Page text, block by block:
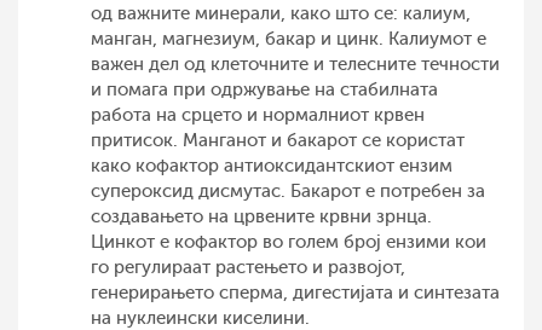
од важните минерали, како што се: калиум,
манган, магнезиум, бакар и цинк. Калиумот е
важен дел од клеточните и телесните течности
и помага при одржување на стабилната
работа на срцето и нормалниот крвен
притисок. Манганот и бакарот се користат
како кофактор антиоксидантскиот ензим
супероксид дисмутас. Бакарот е потребен за
создавањето на црвените крвни зрнца.
Цинкот е кофактор во голем број ензими кои
го регулираат растењето и развојот,
генерирањето сперма, дигестијата и синтезата
на нуклеински киселини.